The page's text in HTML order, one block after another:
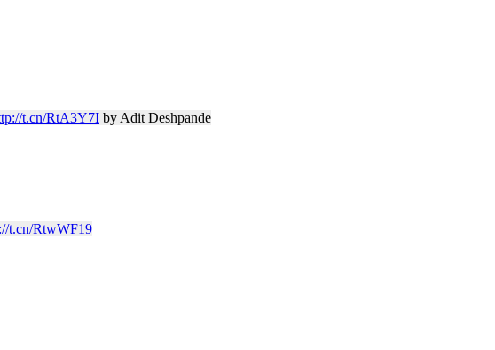
t.cn/RtA3Y7I by Adit Deshpande
t.cn/RtwWF19